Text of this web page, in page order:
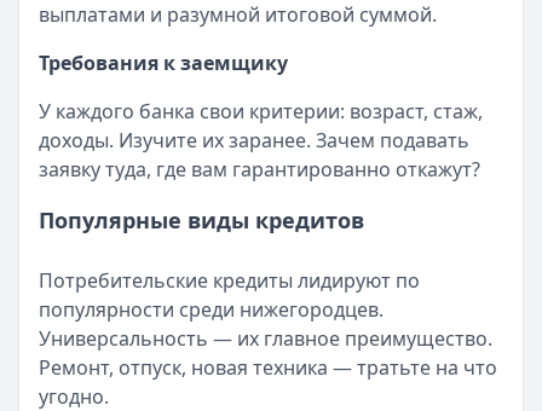
выплатами и разумной итоговой суммой.
Требования к заемщику
У каждого банка свои критерии: возраст, стаж,
доходы. Изучите их заранее. Зачем подавать
заявку туда, где вам гарантированно откажут?
Популярные виды кредитов
Потребительские кредиты лидируют по
популярности среди нижегородцев.
Универсальность — их главное преимущество.
Ремонт, отпуск, новая техника — тратьте на что
угодно.